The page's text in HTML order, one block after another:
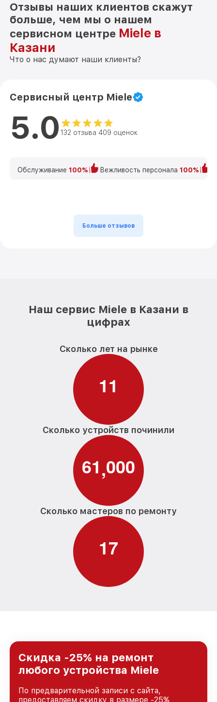
Отзывы наших клиентов скажут
больше, чем мы о нашем
сервисном центре Miele в
Казани
Что о нас думают наши клиенты?
Сервисный центр Miele
5.0 132 отзыва 409 оценок
Обслуживание 100% Вежливость персонала 100%
Больше отзывов
Наш сервис Miele в Казани в
цифрах
Сколько лет на рынке
11
Сколько устройств починили
61,000
Сколько мастеров по ремонту
17
Скидка -25% на ремонт
любого устройства Miele
По предварительной записи с сайта,
предоставляем скидку в размере -25%